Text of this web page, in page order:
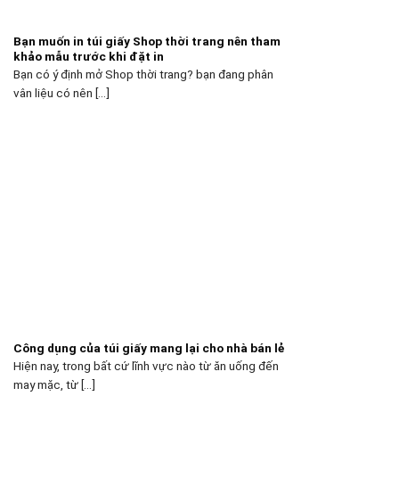
Bạn muốn in túi giấy Shop thời trang nên tham
khảo mẫu trước khi đặt in
Bạn có ý định mở Shop thời trang? bạn đang phân
vân liệu có nên [...]
Công dụng của túi giấy mang lại cho nhà bán lẻ
Hiện nay, trong bất cứ lĩnh vực nào từ ăn uống đến
may mặc, từ [...]